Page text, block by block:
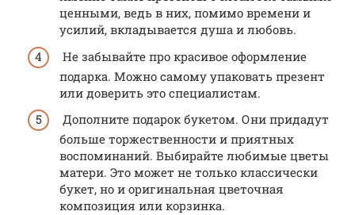
ценными, ведь в них, помимо времени и
усилий, вкладывается душа и любовь.
Не забывайте про красивое оформление
подарка. Можно самому упаковать презент
или доверить это специалистам.
Дополните подарок букетом. Они придадут
больше торжественности и приятных
воспоминаний. Выбирайте любимые цветы
матери. Это может не только классически
букет, но и оригинальная цветочная
композиция или корзинка.